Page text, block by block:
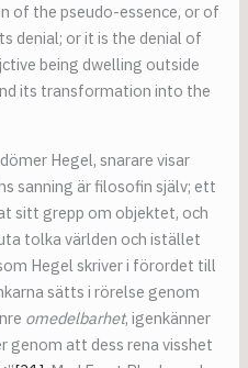
of the pseudo-essence, or of
denial; or it is the denial of
being dwelling outside
its transformation into the
Hegel, snarare visar
sanning är filosofin själv; ett
sitt grepp om objektet, och
tolka världen och istället
Hegel skriver i förordet till
sätts i rörelse genom
omedelbarhet, igenkänner
genom att dess rena visshet